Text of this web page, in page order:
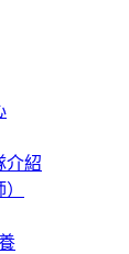
介紹